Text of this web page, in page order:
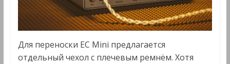
Для переноски EC Mini предлагается
отдельный чехол с плечевым ремнём. Хотя